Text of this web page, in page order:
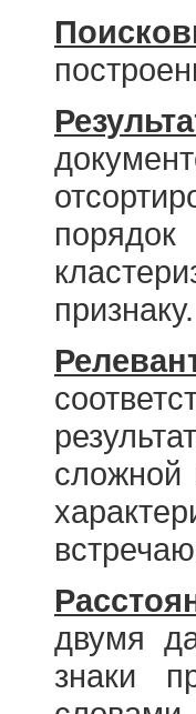
признаку.
сложной
двумя
знаки